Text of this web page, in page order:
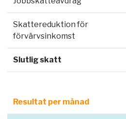
Skattereduktion för
förvärvsinkomst
Slutlig skatt
Resultat per månad